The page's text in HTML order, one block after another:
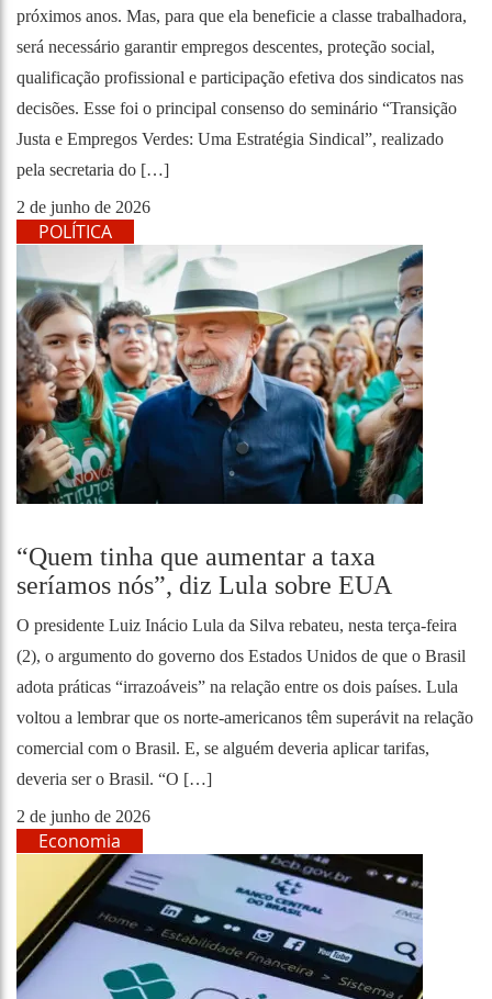
próximos anos. Mas, para que ela beneficie a classe trabalhadora,
será necessário garantir empregos descentes, proteção social,
qualificação profissional e participação efetiva dos sindicatos nas
decisões. Esse foi o principal consenso do seminário “Transição
Justa e Empregos Verdes: Uma Estratégia Sindical”, realizado
pela secretaria do […]
2 de junho de 2026
POLÍTICA
“Quem tinha que aumentar a taxa
seríamos nós”, diz Lula sobre EUA
O presidente Luiz Inácio Lula da Silva rebateu, nesta terça-feira
(2), o argumento do governo dos Estados Unidos de que o Brasil
adota práticas “irrazoáveis” na relação entre os dois países. Lula
voltou a lembrar que os norte-americanos têm superávit na relação
comercial com o Brasil. E, se alguém deveria aplicar tarifas,
deveria ser o Brasil. “O […]
2 de junho de 2026
Economia